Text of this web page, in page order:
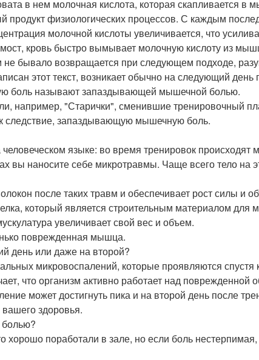
в нем молочная кислота, которая скапливается в
продукт физиологических процессов. С каждым
молочной кислоты увеличивается, что
кровь быстро вымывает молочную кислоту из
не бывало возвращается при следующем подходе,
этот текст, возникает обычно на следующий день
боль называют запаздывающей мышечной болью.
например, "Старички", сменившие тренировочный
следствие, запаздывающую мышечную боль.
языке: во время тренировок происходят
вы наносите себе микротравмы. Чаще всего тело на
после таких травм и обеспечивает рост силы и
который является строительным материалом для
увеличивает свой вес и объем.
поврежденная мышца.
день или даже на второй?
микровоспалений, которые проявляются спустя
что организм активно работает над поврежденной
может достигнуть пика и на второй день после
здоровья.
болью?
хорошо поработали в зале, но если боль